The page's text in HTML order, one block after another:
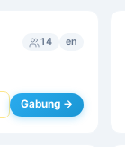
14 en
Gabung →